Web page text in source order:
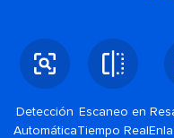
Detección
Automática
Escaneo en
Tiempo Real